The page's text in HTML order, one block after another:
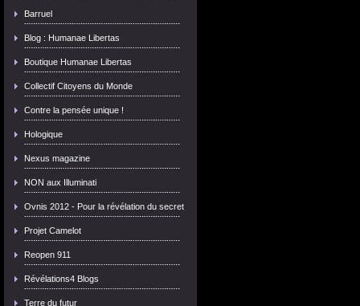
Barruel
Blog : Humanae Libertas
Boutique Humanae Libertas
Collectif Citoyens du Monde
Contre la pensée unique !
Hologique
Nexus magazine
NON aux Illuminati
Ovnis 2012 - Pour la révélation du secret
Projet Camelot
Reopen 911
Révélations4 Blogs
Terre du futur